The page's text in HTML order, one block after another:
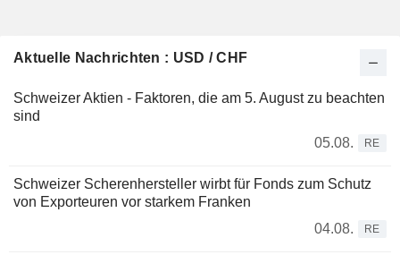
Aktuelle Nachrichten : USD / CHF
Schweizer Aktien - Faktoren, die am 5. August zu beachten
sind
05.08.
RE
Schweizer Scherenhersteller wirbt für Fonds zum Schutz
von Exporteuren vor starkem Franken
04.08.
RE